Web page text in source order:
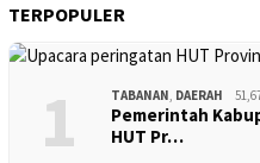
TERPOPULER
1 TABANAN DAERAH
Pemerintah
HUT Pr…